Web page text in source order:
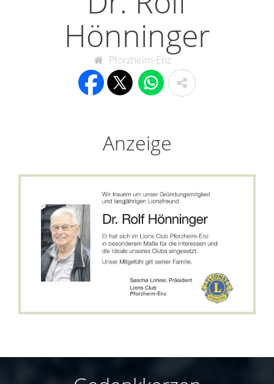
Hönninger
Pforzheim-Enz
Anzeige